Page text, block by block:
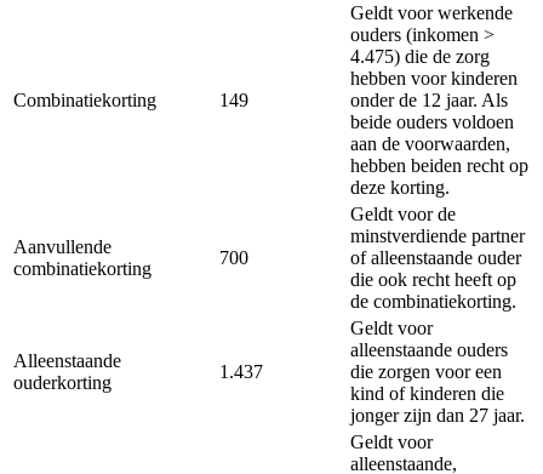
Combinatiekorting 149
Geldt voor werkende
ouders (inkomen >
4.475) die de zorg
hebben voor kinderen
onder de 12 jaar. Als
beide ouders voldoen
aan de voorwaarden,
hebben beiden recht op
deze korting.
Aanvullende
combinatiekorting
700
Geldt voor de
minstverdiende partner
of alleenstaande ouder
die ook recht heeft op
de combinatiekorting.
Alleenstaande
ouderkorting
1.437
Geldt voor
alleenstaande ouders
die zorgen voor een
kind of kinderen die
jonger zijn dan 27 jaar.
Geldt voor
alleenstaande,